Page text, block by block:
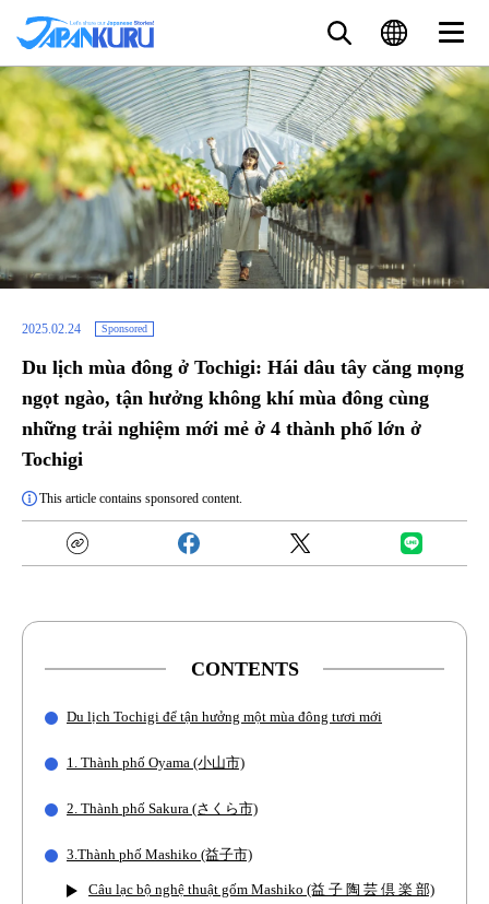
2025.02.24 Sponsored
Du lịch mùa đông ở Tochigi: Hái dâu tây căng mọng
ngọt ngào, tận hưởng không khí mùa đông cùng
những trải nghiệm mới mẻ ở 4 thành phố lớn ở
Tochigi
This article contains sponsored content.
CONTENTS
Du lịch Tochigi để tận hưởng một mùa đông tươi mới
1. Thành phố Oyama (小山市)
2. Thành phố Sakura (さくら市)
3.Thành phố Mashiko (益子市)
Câu lạc bộ nghệ thuật gốm Mashiko (益 子 陶 芸 倶 楽 部)